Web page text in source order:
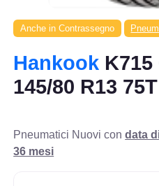
Anche in Contrassegno
Hankook
145/80 R13 75T
Pneumatici Nuovi condata
36 mesi